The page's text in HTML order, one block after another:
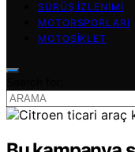
SÜRÜŞ İZLENIMI
MOTORSPORLARI
MOTOSIKLET